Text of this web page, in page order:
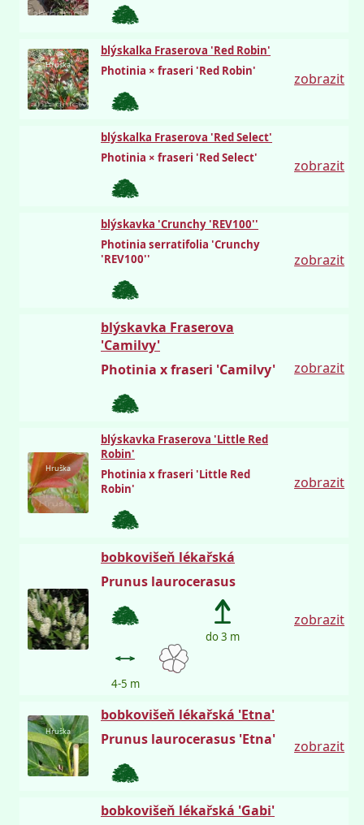
Hruška
blýskalka Fraserova 'Red Robin'
Photinia × fraseri 'Red Robin'
zobrazit
blýskalka Fraserova 'Red Select'
Photinia × fraseri 'Red Select'
zobrazit
blýskavka 'Crunchy 'REV100''
Photinia serratifolia 'Crunchy
'REV100''
zobrazit
blýskavka Fraserova
'Camilvy'
Photinia x fraseri 'Camilvy'
zobrazit
Hruška
blýskavka Fraserova 'Little Red
Robin'
Photinia x fraseri 'Little Red
Robin'
zobrazit
bobkovišeň lékařská
Prunus laurocerasus
do 3 m
4-5 m
zobrazit
Hruška
bobkovišeň lékařská 'Etna'
Prunus laurocerasus 'Etna'
zobrazit
bobkovišeň lékařská 'Gabi'